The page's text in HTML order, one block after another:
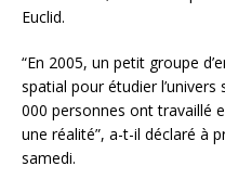
Euclid.
“En 2005, un petit groupe
spatial pour étudier l’univers
000 personnes ont travaillé
une réalité”, a-t-il déclaré à
samedi.